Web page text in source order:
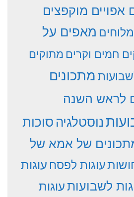
אפויים מוקפצים
מאפים על
חמים וקריםמתוקים
מתכונים
לראש השנה
נוסטלגיהסוכות
של אמא של
עוגות לפסח עוגות
לשבועותעוגות